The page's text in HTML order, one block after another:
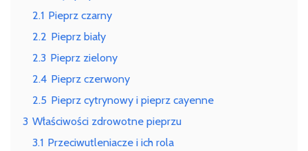
2.1 Pieprz czarny
2.2 Pieprz biały
2.3 Pieprz zielony
2.4 Pieprz czerwony
2.5 Pieprz cytrynowy i pieprz cayenne
3 Właściwości zdrowotne pieprzu
3.1 Przeciwutleniacze i ich rola